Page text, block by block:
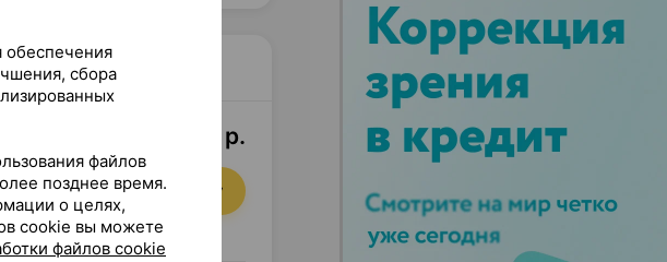
27,98 р.
В корзину
обеспечения
сбора
файлов
позднее время.
о целях,
cookie вы можете
файлов cookie